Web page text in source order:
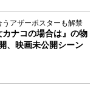
アザーポスターも解禁
ナコの場合は』の物
、映画未公開シーン